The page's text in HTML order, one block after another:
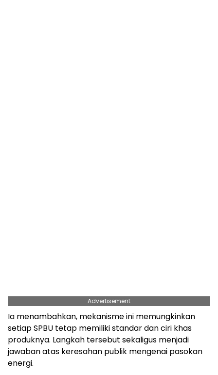
Advertisement
Ia menambahkan, mekanisme ini memungkinkan
setiap SPBU tetap memiliki standar dan ciri khas
produknya. Langkah tersebut sekaligus menjadi
jawaban atas keresahan publik mengenai pasokan
energi.